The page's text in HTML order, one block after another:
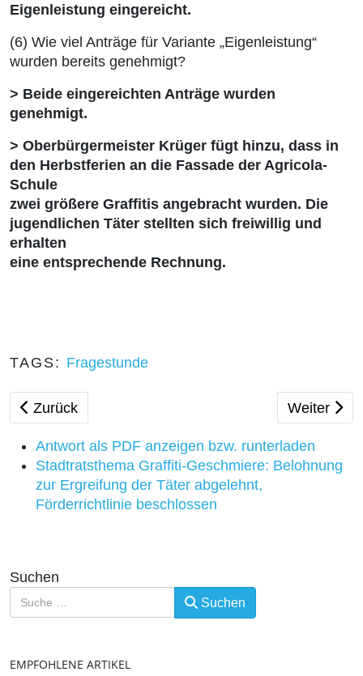
Eigenleistung eingereicht.
(6) Wie viel Anträge für Variante „Eigenleistung“
wurden bereits genehmigt?
> Beide eingereichten Anträge wurden
genehmigt.
> Oberbürgermeister Krüger fügt hinzu, dass in
den Herbstferien an die Fassade der Agricola-
Schule
zwei größere Graffitis angebracht wurden. Die
jugendlichen Täter stellten sich freiwillig und
erhalten
eine entsprechende Rechnung.
TAGS: Fragestunde
Vorheriger Beitrag: Frohes Fest und beste Wünsche
Zurück Nächster
Weiter
Antwort als PDF anzeigen bzw. runterladen
Stadtratsthema Graffiti-Geschmiere: Belohnung
zur Ergreifung der Täter abgelehnt,
Förderrichtlinie beschlossen
Suchen
Suchen
EMPFOHLENE ARTIKEL